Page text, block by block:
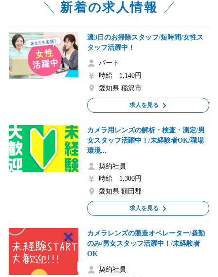
新着の求人情報
週3日のお掃除スタッフ/短時間/女性ス
タッフ活躍中！
パート
時給 1,140円
愛知県 稲沢市
求人を見る
カメラ用レンズの解析・検査・測定/男
女スタッフ活躍中！/未経験者OK/職場
環境...
契約社員
時給 1,300円
愛知県 額田郡
求人を見る
カメラレンズの製造オペレーター/昼勤
のみ/男女スタッフ活躍中！/未経験者
OK
契約社員